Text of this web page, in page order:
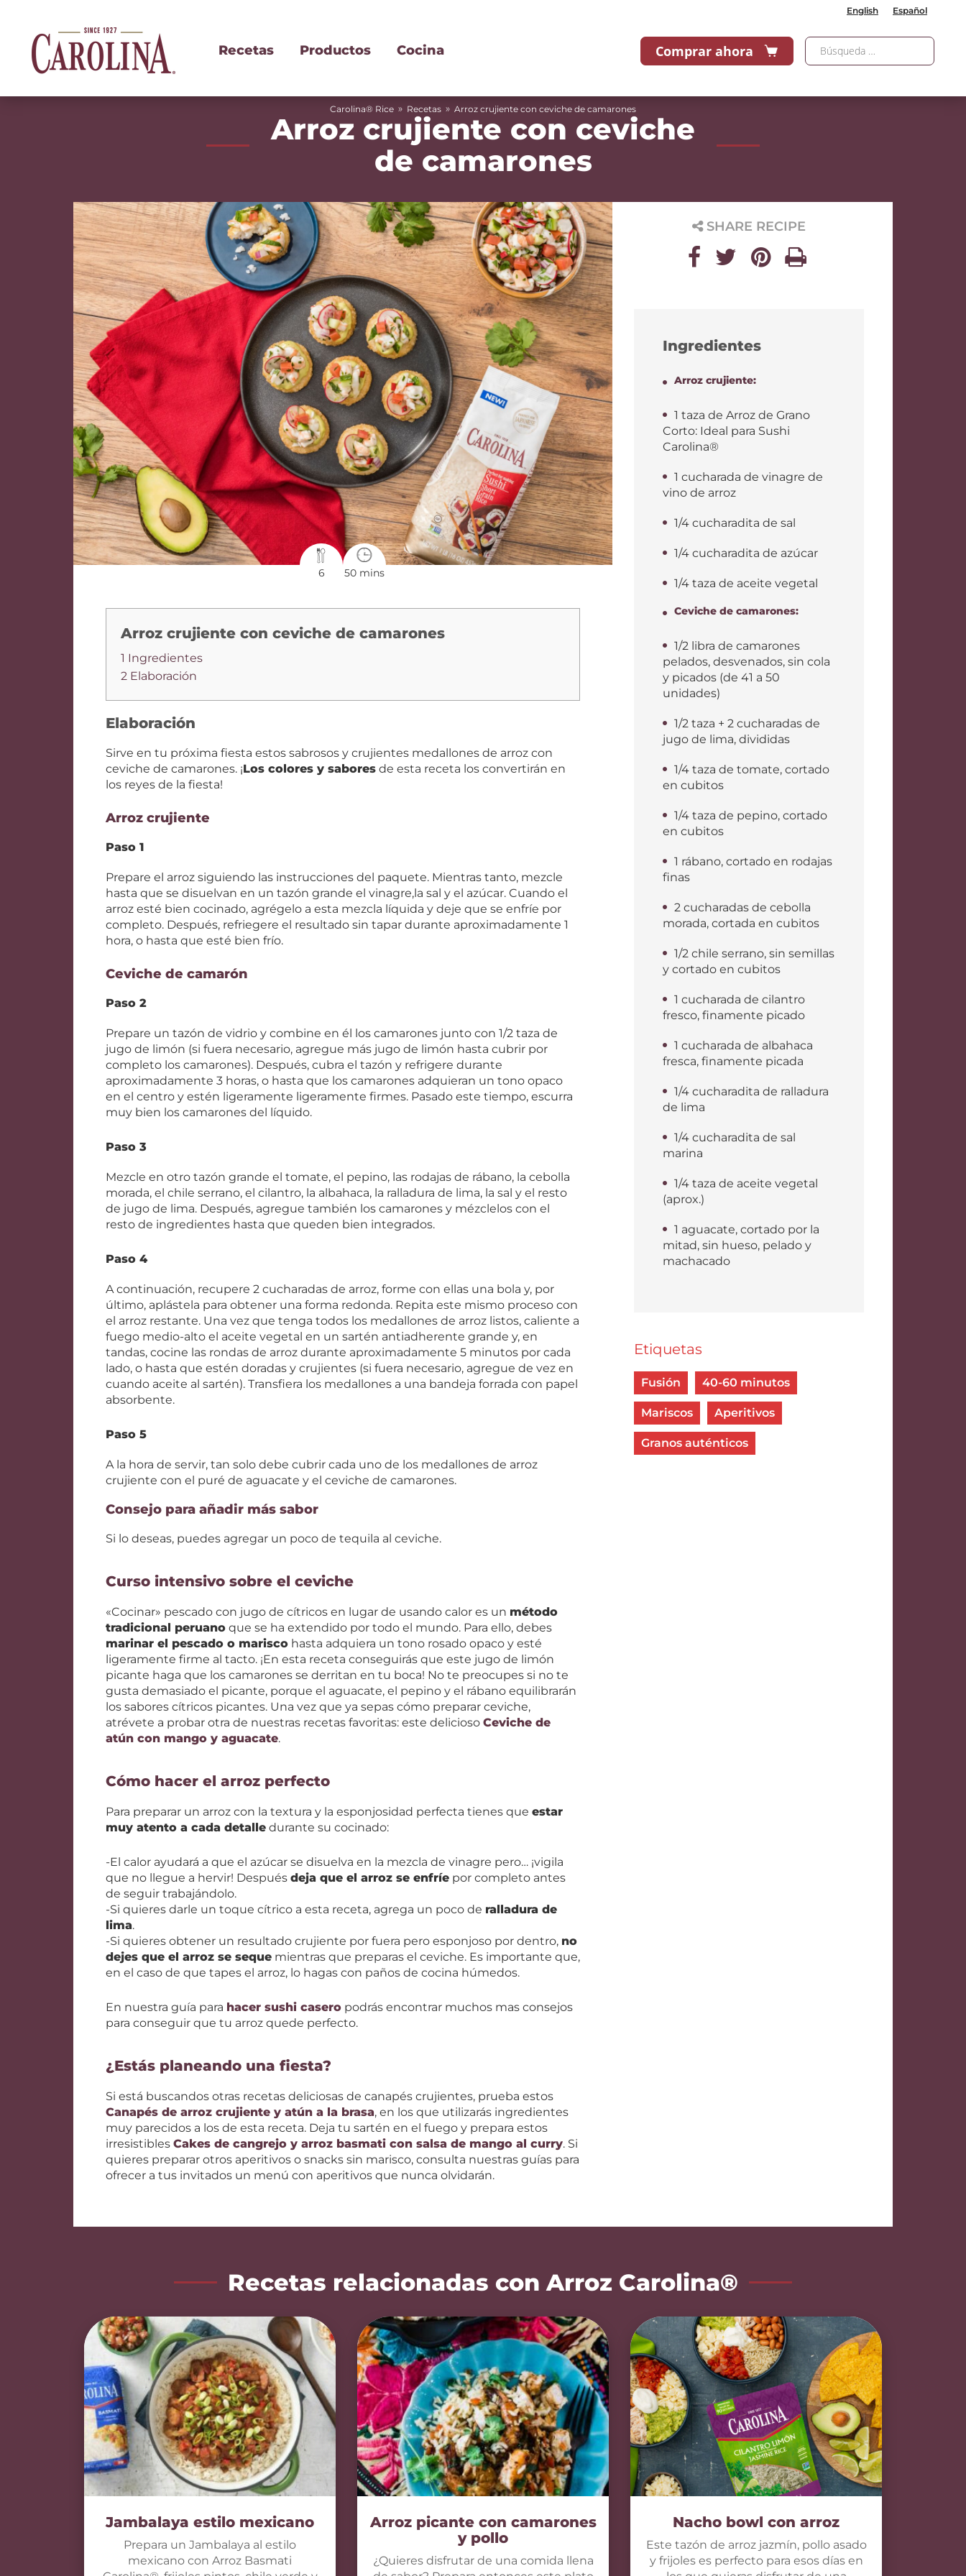
English Español
Recetas Productos Cocina Comprar ahora
Carolina® Rice » Recetas » Arroz crujiente con ceviche de camarones
Arroz crujiente con ceviche
de camarones
6 50 mins
SHARE RECIPE
Ingredientes
Arroz crujiente:
1 taza de Arroz de Grano
Corto: Ideal para Sushi
Carolina®
1 cucharada de vinagre de
vino de arroz
1/4 cucharadita de sal
1/4 cucharadita de azúcar
1/4 taza de aceite vegetal
Ceviche de camarones:
1/2 libra de camarones
pelados, desvenados, sin cola
y picados (de 41 a 50
unidades)
1/2 taza + 2 cucharadas de
jugo de lima, divididas
1/4 taza de tomate, cortado
en cubitos
1/4 taza de pepino, cortado
en cubitos
1 rábano, cortado en rodajas
finas
2 cucharadas de cebolla
morada, cortada en cubitos
1/2 chile serrano, sin semillas
y cortado en cubitos
1 cucharada de cilantro
fresco, finamente picado
1 cucharada de albahaca
fresca, finamente picada
1/4 cucharadita de ralladura
de lima
1/4 cucharadita de sal
marina
1/4 taza de aceite vegetal
(aprox.)
1 aguacate, cortado por la
mitad, sin hueso, pelado y
machacado
Etiquetas
Fusión 40-60 minutos
Mariscos Aperitivos
Granos auténticos
Arroz crujiente con ceviche de camarones
1 Ingredientes
2 Elaboración
Elaboración
Sirve en tu próxima fiesta estos sabrosos y crujientes medallones de arroz con
ceviche de camarones. ¡Los colores y sabores de esta receta los convertirán en
los reyes de la fiesta!
Arroz crujiente
Paso 1
Prepare el arroz siguiendo las instrucciones del paquete. Mientras tanto, mezcle
hasta que se disuelvan en un tazón grande el vinagre,la sal y el azúcar. Cuando el
arroz esté bien cocinado, agrégelo a esta mezcla líquida y deje que se enfríe por
completo. Después, refriegere el resultado sin tapar durante aproximadamente 1
hora, o hasta que esté bien frío.
Ceviche de camarón
Paso 2
Prepare un tazón de vidrio y combine en él los camarones junto con 1/2 taza de
jugo de limón (si fuera necesario, agregue más jugo de limón hasta cubrir por
completo los camarones). Después, cubra el tazón y refrigere durante
aproximadamente 3 horas, o hasta que los camarones adquieran un tono opaco
en el centro y estén ligeramente ligeramente firmes. Pasado este tiempo, escurra
muy bien los camarones del líquido.
Paso 3
Mezcle en otro tazón grande el tomate, el pepino, las rodajas de rábano, la cebolla
morada, el chile serrano, el cilantro, la albahaca, la ralladura de lima, la sal y el resto
de jugo de lima. Después, agregue también los camarones y mézclelos con el
resto de ingredientes hasta que queden bien integrados.
Paso 4
A continuación, recupere 2 cucharadas de arroz, forme con ellas una bola y, por
último, aplástela para obtener una forma redonda. Repita este mismo proceso con
el arroz restante. Una vez que tenga todos los medallones de arroz listos, caliente a
fuego medio-alto el aceite vegetal en un sartén antiadherente grande y, en
tandas, cocine las rondas de arroz durante aproximadamente 5 minutos por cada
lado, o hasta que estén doradas y crujientes (si fuera necesario, agregue de vez en
cuando aceite al sartén). Transfiera los medallones a una bandeja forrada con papel
absorbente.
Paso 5
A la hora de servir, tan solo debe cubrir cada uno de los medallones de arroz
crujiente con el puré de aguacate y el ceviche de camarones.
Consejo para añadir más sabor
Si lo deseas, puedes agregar un poco de tequila al ceviche.
Curso intensivo sobre el ceviche
«Cocinar» pescado con jugo de cítricos en lugar de usando calor es un método
tradicional peruano que se ha extendido por todo el mundo. Para ello, debes
marinar el pescado o marisco hasta adquiera un tono rosado opaco y esté
ligeramente firme al tacto. ¡En esta receta conseguirás que este jugo de limón
picante haga que los camarones se derritan en tu boca! No te preocupes si no te
gusta demasiado el picante, porque el aguacate, el pepino y el rábano equilibrarán
los sabores cítricos picantes. Una vez que ya sepas cómo preparar ceviche,
atrévete a probar otra de nuestras recetas favoritas: este delicioso Ceviche de
atún con mango y aguacate.
Cómo hacer el arroz perfecto
Para preparar un arroz con la textura y la esponjosidad perfecta tienes que estar
muy atento a cada detalle durante su cocinado:
-El calor ayudará a que el azúcar se disuelva en la mezcla de vinagre pero… ¡vigila
que no llegue a hervir! Después deja que el arroz se enfríe por completo antes
de seguir trabajándolo.
-Si quieres darle un toque cítrico a esta receta, agrega un poco de ralladura de
lima.
-Si quieres obtener un resultado crujiente por fuera pero esponjoso por dentro, no
dejes que el arroz se seque mientras que preparas el ceviche. Es importante que,
en el caso de que tapes el arroz, lo hagas con paños de cocina húmedos.
En nuestra guía para hacer sushi casero podrás encontrar muchos mas consejos
para conseguir que tu arroz quede perfecto.
¿Estás planeando una fiesta?
Si está buscandos otras recetas deliciosas de canapés crujientes, prueba estos
Canapés de arroz crujiente y atún a la brasa, en los que utilizarás ingredientes
muy parecidos a los de esta receta. Deja tu sartén en el fuego y prepara estos
irresistibles Cakes de cangrejo y arroz basmati con salsa de mango al curry. Si
quieres preparar otros aperitivos o snacks sin marisco, consulta nuestras guías para
ofrecer a tus invitados un menú con aperitivos que nunca olvidarán.
Recetas relacionadas con Arroz Carolina®
Jambalaya estilo mexicano
Prepara un Jambalaya al estilo
mexicano con Arroz Basmati
Arroz picante con camarones
y pollo
¿Quieres disfrutar de una comida llena
Nacho bowl con arroz
Este tazón de arroz jazmín, pollo asado
y frijoles es perfecto para esos días en